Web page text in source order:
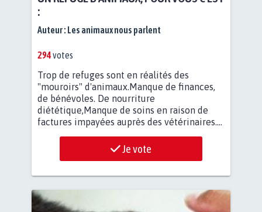
:
Auteur : Les animaux nous parlent
294votes
Trop de refuges sont en réalités des
"mouroirs" d'animaux.Manque de finances,
de bénévoles. De nourriture
diététique,Manque de soins en raison de
factures impayées auprès des vétérinaires....
Je vote